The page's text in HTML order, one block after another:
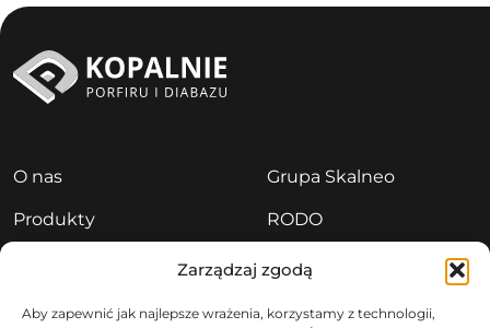
Zarządzaj zgodą
Aby zapewnić jak najlepsze wrażenia, korzystamy z technologii,
O nas
Produkty
Kariera
Grupa Skalneo
RODO
Polityka prywatności
Sygnaliści